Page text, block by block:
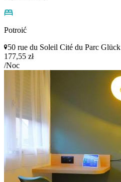
Potroić
50 rue du Soleil Cité du Parc Glück
177,55 zł
/Noc